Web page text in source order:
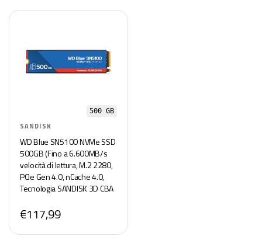
500 GB
SANDISK
WD Blue SN5100 NVMe SSD
500GB (Fino a 6.600MB/s
velocità di lettura, M.2 2280,
PCIe Gen 4.0, nCache 4.0,
Tecnologia SANDISK 3D CBA
clonazione e migrazione)
POWERED BY SANDISK
€117,99